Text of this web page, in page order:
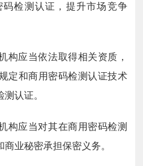
检测认证，提升市场竞争
构应当依法取得相关资质，
定和商用密码检测认证技术
认证。
构应当对其在商用密码检测
业秘密承担保密义务。